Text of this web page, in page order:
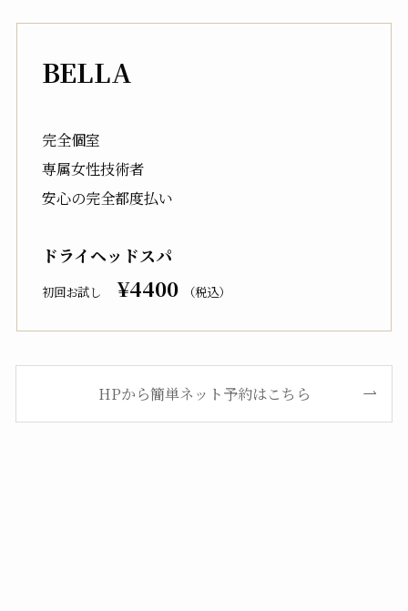
BELLA
完全個室
専属女性技術者
安心の完全都度払い
ドライヘッドスパ
初回お試し ¥4400 （税込）
HPから簡単ネット予約はこちら